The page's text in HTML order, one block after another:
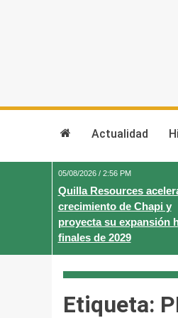
Actualidad
05/08/2026 / 2:56 PM
Quilla Resources
crecimiento de Chapi y
proyecta su expansión
finales de 2029
Etiqueta: